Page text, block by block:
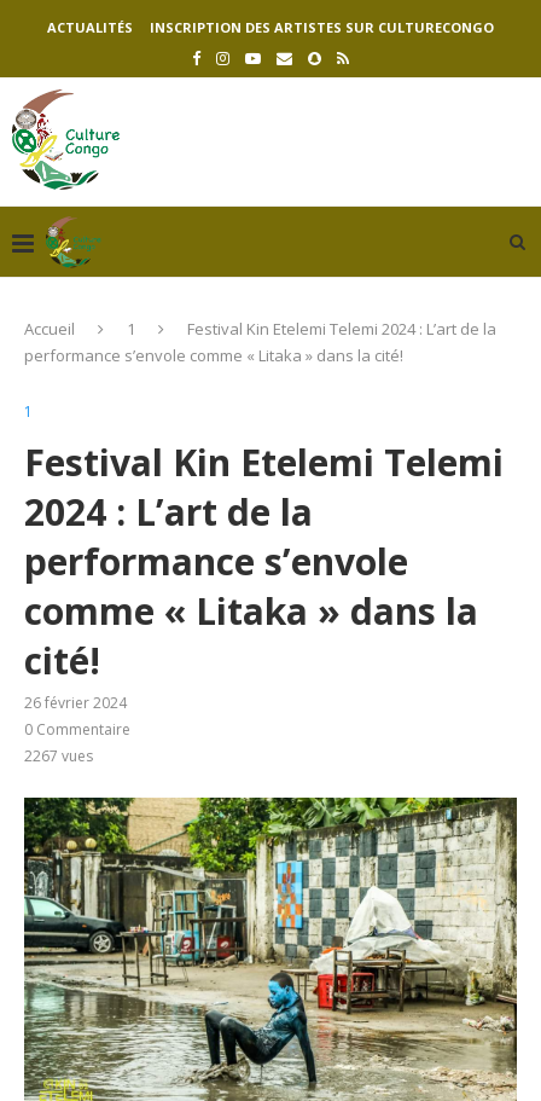
ACTUALITÉS INSCRIPTION DES ARTISTES SUR CULTURECONGO
Accueil 1
Festival Kin Etelemi Telemi 2024 : L’art de la
performance s’envole comme « Litaka » dans la cité!
1
Festival Kin Etelemi Telemi
2024 : L’art de la
performance s’envole
comme « Litaka » dans la
cité!
26 février 2024
0 Commentaire
2267 vues